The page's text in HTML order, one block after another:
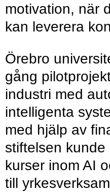
motivation, när
kan leverera
Örebro
gång
industri med
intelligenta
med hjälp av
stiftelsen
kurser inom AI
till